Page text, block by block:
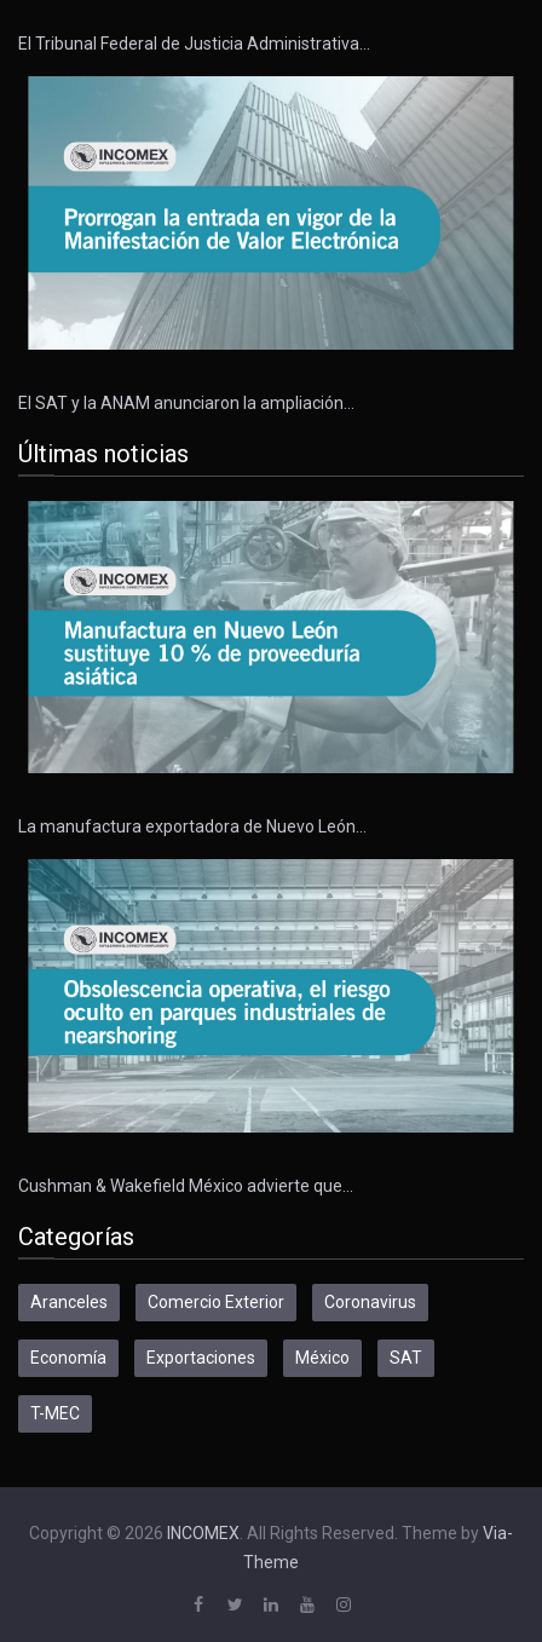
El Tribunal Federal de Justicia Administrativa…
El SAT y la ANAM anunciaron la ampliación…
Últimas noticias
La manufactura exportadora de Nuevo León…
Cushman & Wakefield México advierte que…
Categorías
Aranceles Comercio Exterior Coronavirus
Economía Exportaciones México SAT
T-MEC
Copyright © 2026 INCOMEX . All Rights Reserved. Theme by Via-
Theme